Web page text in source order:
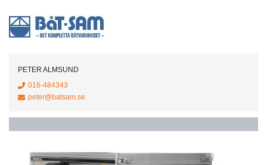
PETER ALMSUND
016-484343
peter@batsam.se